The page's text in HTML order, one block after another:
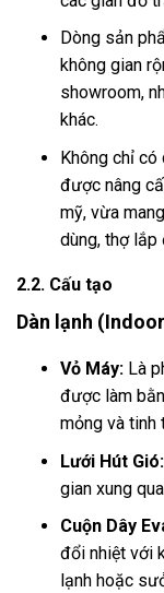
Dòng sản
không gian
showroom,
khác.
Không chỉ
được nâng
mỹ, vừa
dùng, thợ
2.2. Cấu tạo
Dàn lạnh
Vỏ Máy: Là
được làm
mỏng và tinh
Lưới Hút Gió:
gian xung
Cuộn Dây
đổi nhiệt với
lạnh hoặc